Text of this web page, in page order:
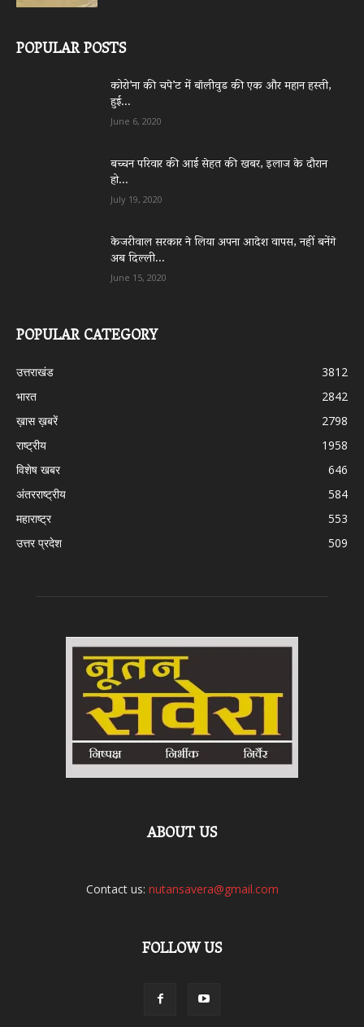
POPULAR POSTS
कोरो’ना की चपे’ट में बॉलीवुड की एक और महान हस्ती,
हुई...
June 6, 2020
बच्चन परिवार की आई सेहत की खबर, इलाज के दौरान
हो...
July 19, 2020
केजरीवाल सरकार ने लिया अपना आदेश वापस, नहीं बनेंगे
अब दिल्ली...
June 15, 2020
POPULAR CATEGORY
उत्तराखंड
3812
भारत
2842
ख़ास ख़बरें
2798
राष्ट्रीय
1958
विशेष खबर
646
अंतरराष्ट्रीय
584
महाराष्ट्र
553
उत्तर प्रदेश
509
ABOUT US
Contact us: nutansavera@gmail.com
FOLLOW US